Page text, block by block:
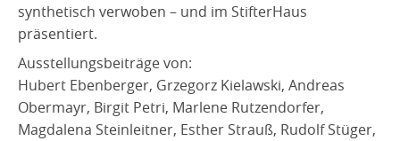
synthetisch verwoben – und im StifterHaus
präsentiert.
Ausstellungsbeiträge von:
Hubert Ebenberger, Grzegorz Kielawski, Andreas
Obermayr, Birgit Petri, Marlene Rutzendorfer,
Magdalena Steinleitner, Esther Strauß, Rudolf Stüger,